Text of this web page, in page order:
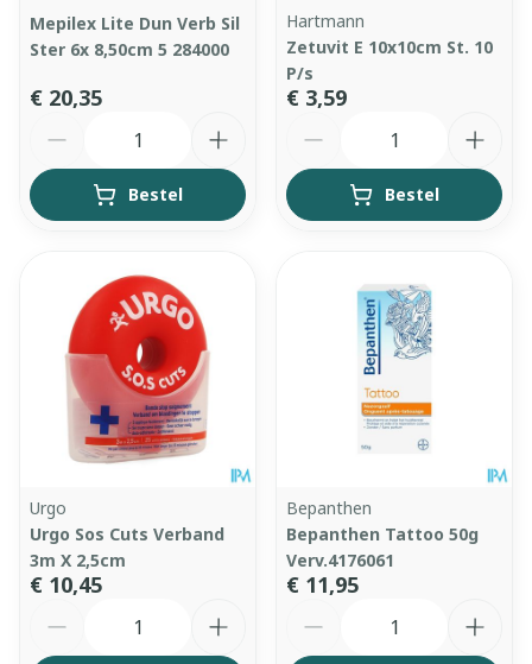
Mepilex Lite Dun Verb Sil
Ster 6x 8,50cm 5 284000
€ 20,35
Bestel
Hartmann
Zetuvit E 10x10cm St. 10
P/s
€ 3,59
Bestel
Urgo
Urgo Sos Cuts Verband
3m X 2,5cm
€ 10,45
Bepanthen
Bepanthen Tattoo 50g
Verv.4176061
€ 11,95